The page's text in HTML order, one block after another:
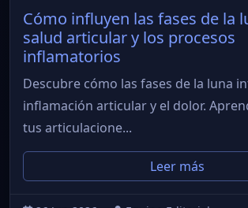
Cómo influyen las fases de la
salud articular y los procesos
inflamatorios
Descubre cómo las fases de la luna
inflamación articular y el dolor.
tus articulacione...
Leer más